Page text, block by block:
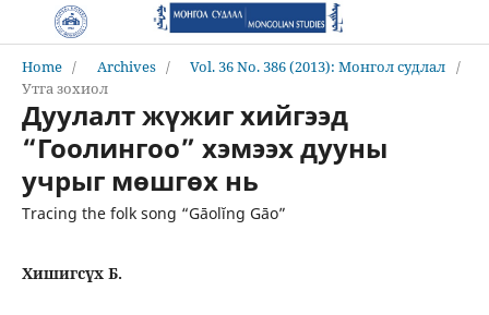
Home / Archives / Vol. 36 No. 386 (2013): Монгол судлал /
Утга зохиол
Дуулалт жүжиг хийгээд
“Гоолингоо” хэмээх дууны
учрыг мөшгөх нь
Tracing the folk song “Gāоlĭng Gāо”
Хишигсүх Б.